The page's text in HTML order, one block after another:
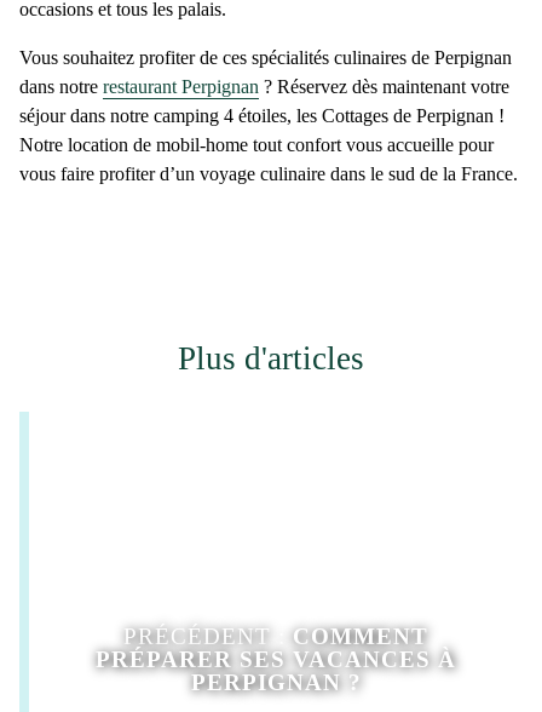
occasions et tous les palais.
Vous souhaitez profiter de ces spécialités culinaires de Perpignan
dans notre restaurant Perpignan ? Réservez dès maintenant votre
séjour dans notre camping 4 étoiles, les Cottages de Perpignan !
Notre location de mobil-home tout confort vous accueille pour
vous faire profiter d’un voyage culinaire dans le sud de la France.
Plus d'articles
PRÉCÉDENT :COMMENT
PRÉPARER SES VACANCES À
PERPIGNAN ?